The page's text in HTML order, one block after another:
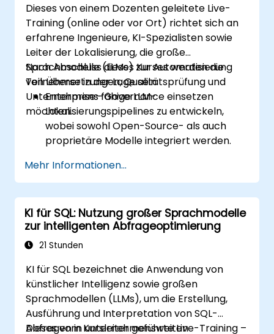
Dieses von einem Dozenten geleitete Live-
Training (online oder vor Ort) richtet sich an
erfahrene Ingenieure, KI-Spezialisten sowie
Leiter der Lokalisierung, die große
Sprachmodelle (LLMs) zur Automatisierung
von Übersetzungen, Qualitätsprüfung und
Unternehmens-Governance einsetzen
möchten.
Nach Abschluss dieses Kurses werden die
Teilnehmer in der Lage sein:
Enterprise-fähige LLM-
Lokalisierungspipelines zu entwickeln,
wobei sowohl Open-Source- als auch
proprietäre Modelle integriert werden.
qualitätsrelevante Kennzahlen zur
Sicherstellung der
Übersetzungskonsistenz einzurichten.
Governance- und
Genehmigungsmechanismen für die
Erstellung mehrsprachiger Inhalte zu
Skalierbare, nachvollziehbare LLM-
basierte Lokalisierungssysteme in
sicheren Umgebungen bereitzustellen.
Mehr Informationen...
KI für SQL: Nutzung großer Sprachmodelle
zur intelligenten Abfrageoptimierung
21 Stunden
KI für SQL bezeichnet die Anwendung von
künstlicher Intelligenz sowie großen
Sprachmodellen (LLMs), um die Erstellung,
Ausführung und Interpretation von SQL-
Abfragen in unternehmensweiten
Dieses vom Kursleiter geführte Live-Training –